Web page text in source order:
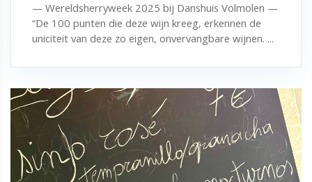
— Wereldsherryweek 2025 bij Danshuis Volmolen —
“De 100 punten die deze wijn kreeg, erkennen de
uniciteit van deze zo eigen, onvervangbare wijnen. ...